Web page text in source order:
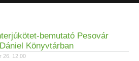
bemutató Pesovár
Könyvtárban
26. 12:00